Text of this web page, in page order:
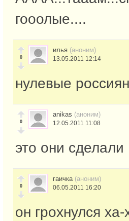
гооолые....
0
илья (аноним)
13.05.2011 12:14
нулевые
0
anikas (аноним)
12.05.2011 11:08
это они сделали
0
гаичка (аноним)
06.05.2011 16:20
он грохнулся ха-